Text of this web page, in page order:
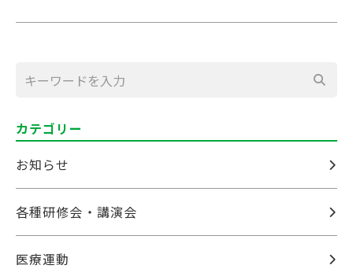
カテゴリー
お知らせ
各種研修会・講演会
医療運動